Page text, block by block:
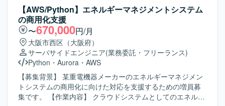
す。具体的には、各広告媒体の広告APIを利用した配信デー
タの取得およびWebスクレイピングによるデータ収集、取
得データの整形・集計、DBへの保存、レポートへの反映、
スプレッドシートのレポート枠作成と調整、予算超過アラ
ートなど各種ツールの作成、内部BIツールのダッシュボー
ド作成、外部クライアントへのデータ送信などを行ってい
ただきます。 【求める人物像】 広告配信データの特性を理
解しながら、自動化や効率化の観点で主体的に改善提案が
できる方を求めております。また、関係者とのコミュニケ
ーションを通じて要件を整理し、着実に開発・運用までや
【AWS/Python】エネルギーマネジメントシステム
の商用化支援
〜670,000円/月
大阪市西区（大阪府）
サーバサイドエンジニア(業務委託・フリーランス)
Python ・ Aurora ・ AWS
【募集背景】 某重電機器メーカーのエネルギーマネジメン
トシステムの商用化に向けた対応を支援するための増員募
集です。 【作業内容】 クラウドシステムとしてのエネルギ